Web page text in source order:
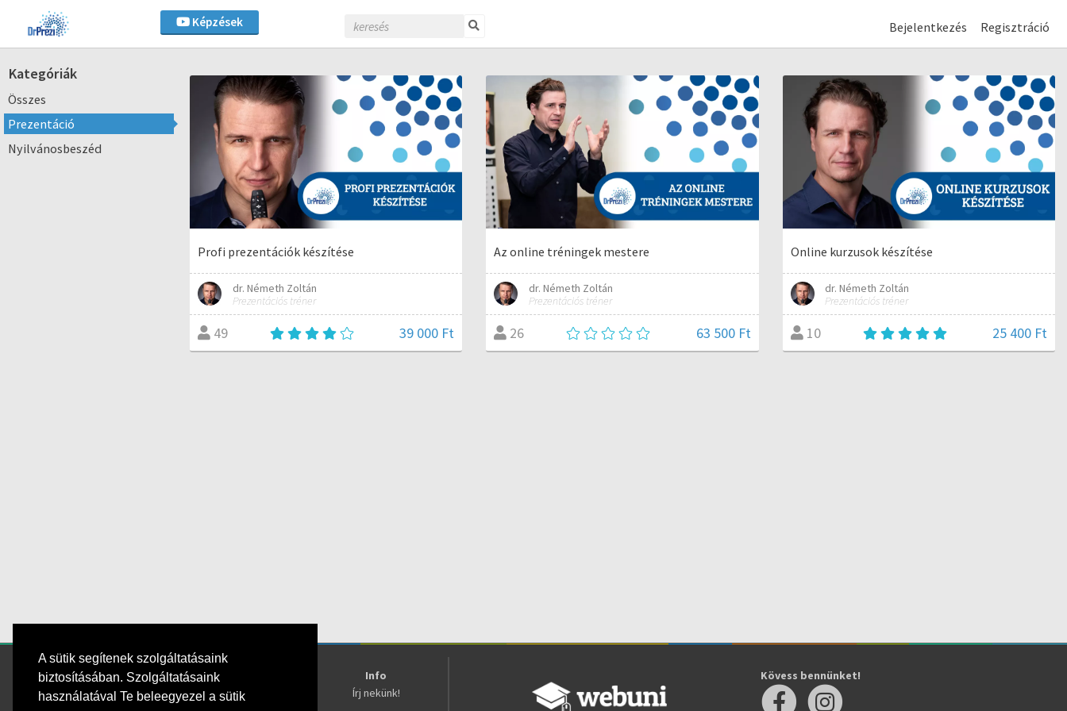
A sütik segítenek szolgáltatásaink
biztosításában. Szolgáltatásaink
használatával Te beleegyezel a sütik
Képzések Bejelentkezés Regisztráció
Kategóriák
Összes
Prezentáció
Nyilvánosbeszéd
Profi prezentációk készítése
dr. Németh Zoltán
Prezentációs tréner
49 39 000 Ft
Az online tréningek mestere
dr. Németh Zoltán
Prezentációs tréner
26 63 500 Ft
Online kurzusok készítése
dr. Németh Zoltán
Prezentációs tréner
10 25 400 Ft
Kövess bennünket!
Info
Írj nekünk!
Kövess bennünket!